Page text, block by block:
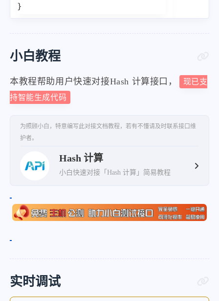
}
小白教程
本教程帮助用户快速对接Hash 计算接口，
现已支
持智能生成代码
为照顾小白，特意编写此对接文档教程，若有不懂请及时联系接口维
护者。
Hash 计算
小白快速对接「Hash 计算」简易教程
实时调试